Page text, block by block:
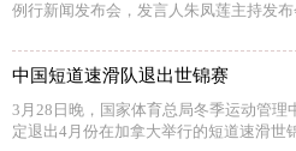
例行新闻发布会，发言人朱凤莲主持发布
中国短道速滑队退出世锦赛
3月28日晚，国家体育总局冬季运动管
定退出4月份在加拿大举行的短道速滑世